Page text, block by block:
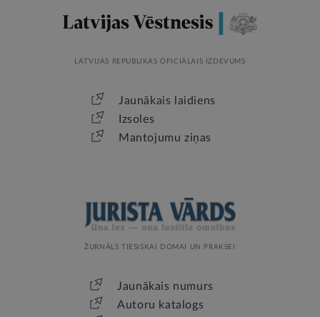
LATVIJAS REPUBLIKAS OFICIĀLAIS IZDEVUMS
Jaunākais laidiens
Izsoles
Mantojumu ziņas
ŽURNĀLS TIESISKAI DOMAI UN PRAKSEI
Jaunākais numurs
Autoru katalogs